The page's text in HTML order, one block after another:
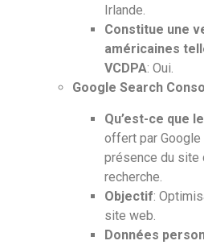
Irlande.
Constitue une
américaines
VCDPA: Oui.
Google Search
Qu’est-ce que
offert par
présence du site
recherche.
Objectif:
site web.
Données